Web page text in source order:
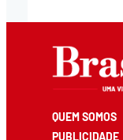
QUEM SOMOS
PUBLICIDADE